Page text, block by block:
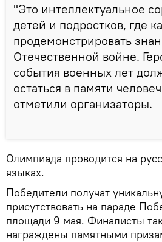
"Это интеллектуальное
детей и подростков, где
продемонстрировать
Отечественной войне.
события военных лет
остаться в памяти
отметили организаторы.
Олимпиада проводится на
языках.
Победители получат
присутствовать на параде
площади 9 мая. Финалисты
награждены памятными